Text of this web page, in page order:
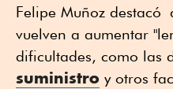
Felipe Muñoz destacó
vuelven a aumentar
dificultades, como las
suministro y otros